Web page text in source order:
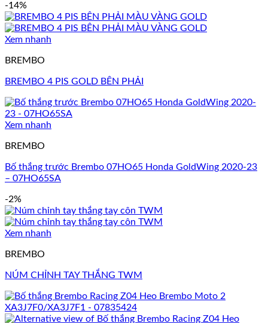
-14%
Xem nhanh
BREMBO
BREMBO 4 PIS GOLD BÊN PHẢI
Xem nhanh
BREMBO
Bố thắng trước Brembo 07HO65 Honda GoldWing 2020-23
– 07HO65SA
-2%
Xem nhanh
BREMBO
NÚM CHỈNH TAY THẮNG TWM